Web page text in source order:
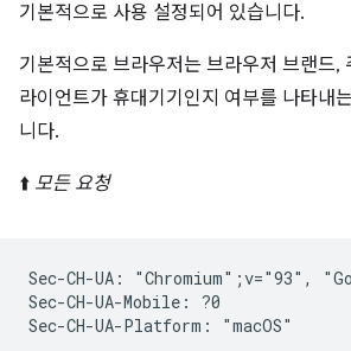
기본적으로 사용 설정되어 있습니다.
기본적으로 브라우저는 브라우저 브랜드,
라이언트가 휴대기기인지 여부를 나타내
니다.
⬆️ 모든 요청
Sec-CH-UA: "Chromium";v="93",
Sec-CH-UA-Mobile: ?0